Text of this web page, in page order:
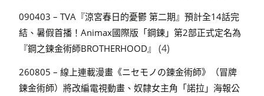
090403 – TVA『涼宮春日的憂鬱 第二期』預計全14話完
結、暑假首播！Animax國際版「鋼鍊」第2部正式定名為
『鋼之鍊金術師BROTHERHOOD』
(4)
260805 – 線上連載漫畫《ニセモノの錬金術師》（冒牌
鍊金術師）將改編電視動畫、奴隸女主角「諾拉」海報公